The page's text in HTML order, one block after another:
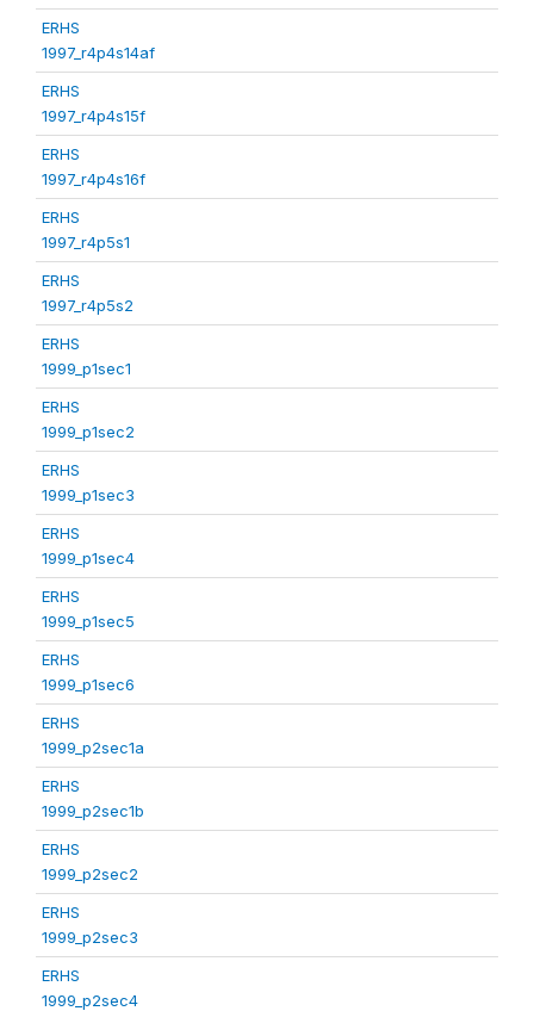
ERHS
1997_r4p4s14af
ERHS
1997_r4p4s15f
ERHS
1997_r4p4s16f
ERHS
1997_r4p5s1
ERHS
1997_r4p5s2
ERHS
1999_p1sec1
ERHS
1999_p1sec2
ERHS
1999_p1sec3
ERHS
1999_p1sec4
ERHS
1999_p1sec5
ERHS
1999_p1sec6
ERHS
1999_p2sec1a
ERHS
1999_p2sec1b
ERHS
1999_p2sec2
ERHS
1999_p2sec3
ERHS
1999_p2sec4